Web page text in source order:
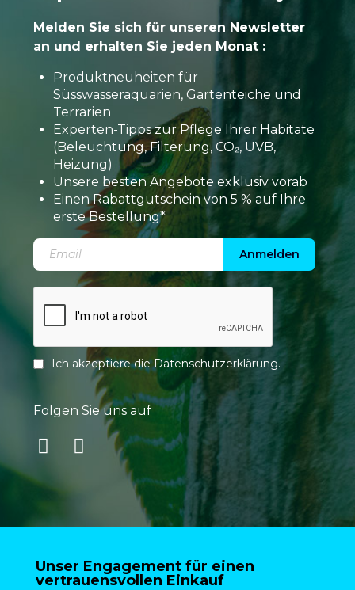
Melden Sie sich für unseren Newsletter
an und erhalten Sie jeden Monat :
Produktneuheiten für
Süsswasseraquarien, Gartenteiche und
Terrarien
Experten-Tipps zur Pflege Ihrer Habitate
(Beleuchtung, Filterung, CO₂, UVB,
Heizung)
Unsere besten Angebote exklusiv vorab
Einen Rabattgutschein von 5 % auf Ihre
erste Bestellung*
Anmelden
Ich akzeptiere dieDatenschutzerklärung.
Folgen Sie uns auf
Unser Engagement für einen
vertrauensvollen Einkauf